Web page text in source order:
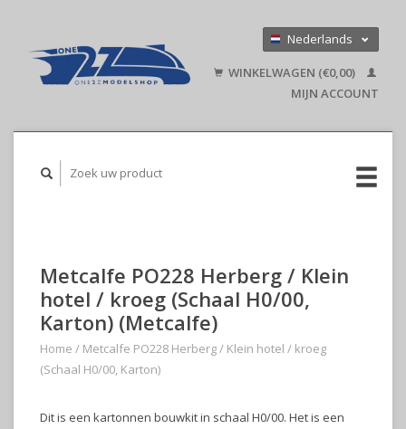
Nederlands
English
WINKELWAGEN (€0,00)
MIJN ACCOUNT
Metcalfe PO228 Herberg / Klein
hotel / kroeg (Schaal H0/00,
Karton) (Metcalfe)
Home / Metcalfe PO228 Herberg / Klein hotel / kroeg
(Schaal H0/00, Karton)
Dit is een kartonnen bouwkit in schaal H0/00. Het is een